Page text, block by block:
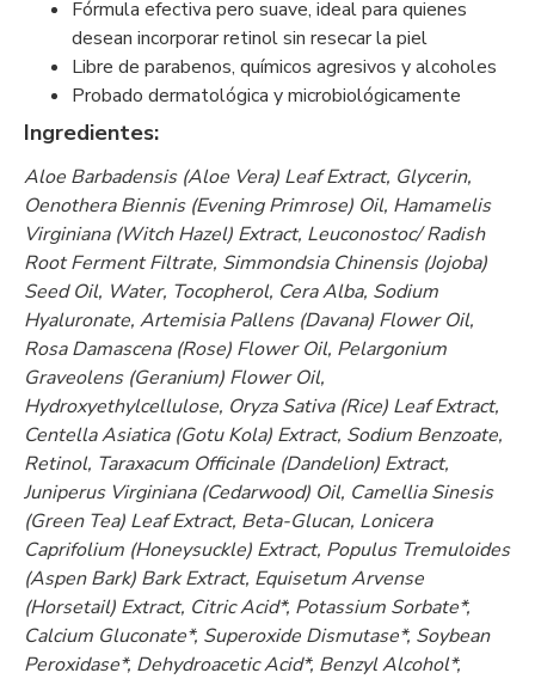
Fórmula efectiva pero suave, ideal para quienes
desean incorporar retinol sin resecar la piel
Libre de parabenos, químicos agresivos y alcoholes
Probado dermatológica y microbiológicamente
Ingredientes:
Aloe Barbadensis (Aloe Vera) Leaf Extract, Glycerin,
Oenothera Biennis (Evening Primrose) Oil, Hamamelis
Virginiana (Witch Hazel) Extract, Leuconostoc/ Radish
Root Ferment Filtrate, Simmondsia Chinensis (Jojoba)
Seed Oil, Water, Tocopherol, Cera Alba, Sodium
Hyaluronate, Artemisia Pallens (Davana) Flower Oil,
Rosa Damascena (Rose) Flower Oil, Pelargonium
Graveolens (Geranium) Flower Oil,
Hydroxyethylcellulose, Oryza Sativa (Rice) Leaf Extract,
Centella Asiatica (Gotu Kola) Extract, Sodium Benzoate,
Retinol, Taraxacum Officinale (Dandelion) Extract,
Juniperus Virginiana (Cedarwood) Oil, Camellia Sinesis
(Green Tea) Leaf Extract, Beta-Glucan, Lonicera
Caprifolium (Honeysuckle) Extract, Populus Tremuloides
(Aspen Bark) Bark Extract, Equisetum Arvense
(Horsetail) Extract, Citric Acid*, Potassium Sorbate*,
Calcium Gluconate*, Superoxide Dismutase*, Soybean
Peroxidase*, Dehydroacetic Acid*, Benzyl Alcohol*,